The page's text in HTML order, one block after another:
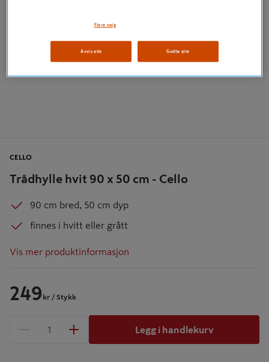
Trådhylle hvit 90 x 50 cm - Cello
CELLO
90 cm bred, 50 cm dyp
finnes i hvitt eller grått
Vis mer produktinformasjon
249 kr / Stykk
1 produkter
Legg i handlekurv
Flere valg
Avvis alle Godta alle